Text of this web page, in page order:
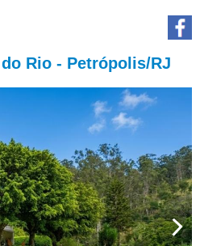
Rio - Petrópolis/RJ